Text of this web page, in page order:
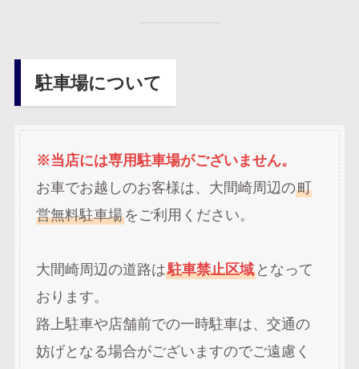
駐車場について
※当店には専用駐車場がございません。
お車でお越しのお客様は、大間崎周辺の町
営無料駐車場をご利用ください。
大間崎周辺の道路は駐車禁止区域となって
おります。
路上駐車や店舗前での一時駐車は、交通の
妨げとなる場合がございますのでご遠慮く